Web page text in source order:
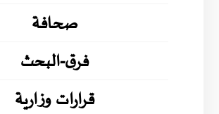
صحافة
فرق-البحث
قرارات وزارية